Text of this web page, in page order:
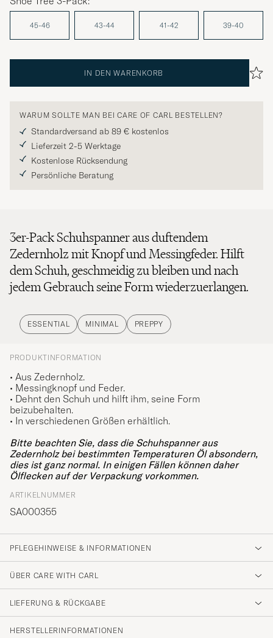
45-46 43-44 41-42 39-40
IN DEN WARENKORB
WARUM SOLLTE MAN BEI CARE OF CARL BESTELLEN?
Standardversand ab 89 € kostenlos
Lieferzeit 2-5 Werktage
Kostenlose Rücksendung
Persönliche Beratung
3er-Pack Schuhspanner aus duftendem
Zedernholz mit Knopf und Messingfeder. Hilft
dem Schuh, geschmeidig zu bleiben und nach
jedem Gebrauch seine Form wiederzuerlangen.
ESSENTIAL MINIMAL PREPPY
PRODUKTINFORMATION
• Aus Zedernholz.
• Messingknopf und Feder.
• Dehnt den Schuh und hilft ihm, seine Form
beizubehalten.
• In verschiedenen Größen erhältlich.
Bitte beachten Sie, dass die Schuhspanner aus
Zedernholz bei bestimmten Temperaturen Öl absondern,
dies ist ganz normal. In einigen Fällen können daher
Ölflecken auf der Verpackung vorkommen.
ARTIKELNUMMER
SA000355
PFLEGEHINWEISE & INFORMATIONEN
ÜBER CARE WITH CARL
LIEFERUNG & RÜCKGABE
HERSTELLERINFORMATIONEN